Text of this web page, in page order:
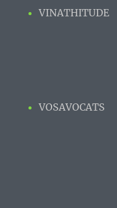
VINATHITUDE
VOSAVOCATS